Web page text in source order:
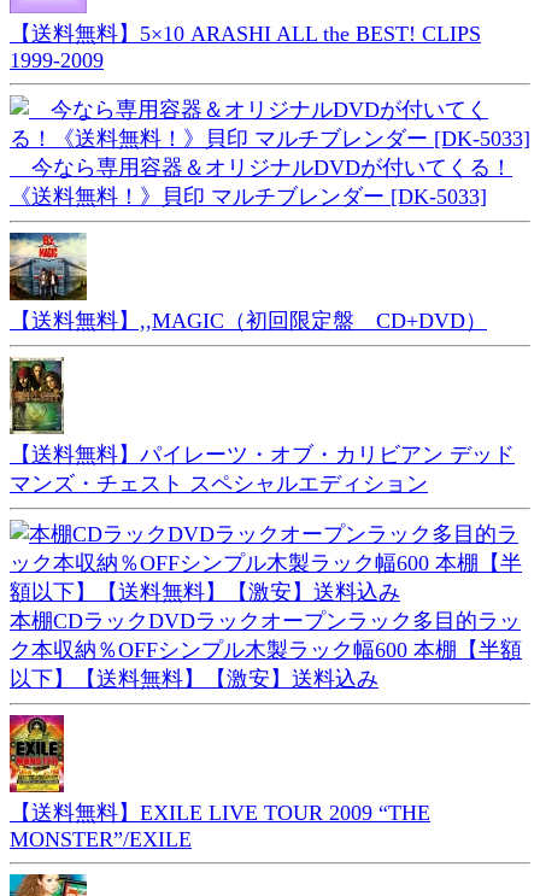
【送料無料】5×10 ARASHI ALL the BEST! CLIPS
1999-2009
今なら専用容器＆オリジナルDVDが付いてくる！
《送料無料！》貝印 マルチブレンダー [DK-5033]
【送料無料】,,MAGIC（初回限定盤 CD+DVD）
【送料無料】パイレーツ・オブ・カリビアン デッド
マンズ・チェスト スペシャルエディション
本棚CDラックDVDラックオープンラック多目的ラッ
ク本収納％OFFシンプル木製ラック幅600 本棚【半額
以下】【送料無料】【激安】送料込み
【送料無料】EXILE LIVE TOUR 2009 “THE
MONSTER”/EXILE